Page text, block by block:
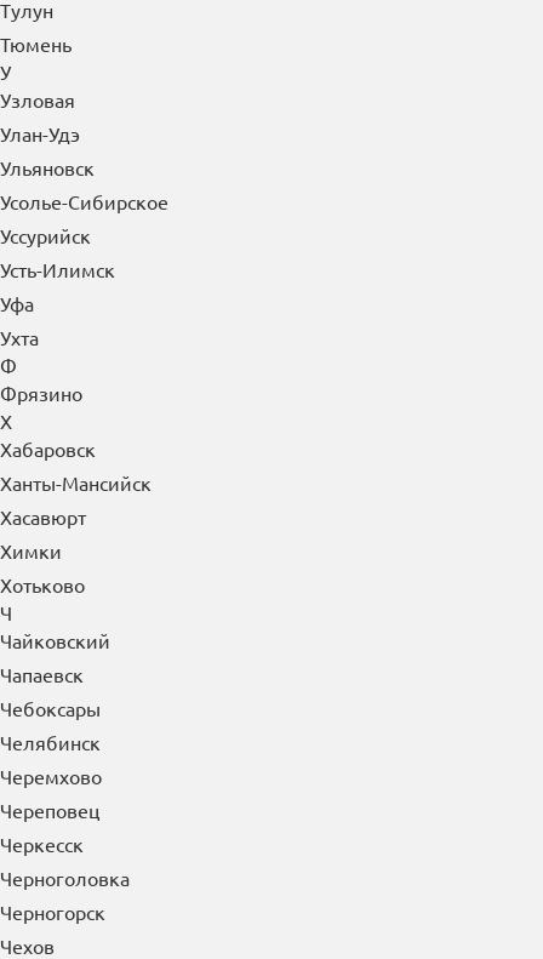
Тулун
Тюмень
У
Узловая
Улан-Удэ
Ульяновск
Усолье-Сибирское
Уссурийск
Усть-Илимск
Уфа
Ухта
Ф
Фрязино
Х
Хабаровск
Ханты-Мансийск
Хасавюрт
Химки
Хотьково
Ч
Чайковский
Чапаевск
Чебоксары
Челябинск
Черемхово
Череповец
Черкесск
Черноголовка
Черногорск
Чехов